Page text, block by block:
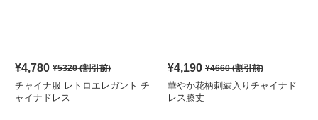
¥4,780 ¥5320(割引前)
チャイナ服 レトロエレガント チ
ャイナドレス
¥4,190 ¥4660(割引前)
華やか花柄刺繍入りチャイナド
レス膝丈